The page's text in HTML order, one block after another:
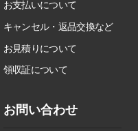
お支払いについて
キャンセル・返品交換など
お見積りについて
領収証について
お問い合わせ